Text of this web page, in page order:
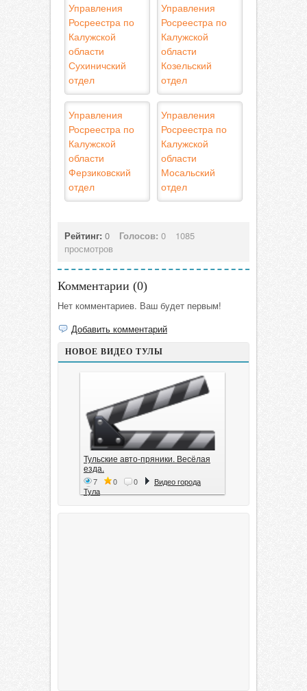
Управления
Росреестра по
Калужской
области
Сухиничский
отдел
Управления
Росреестра по
Калужской
области
Козельский
отдел
Управления
Росреестра по
Калужской
области
Ферзиковский
отдел
Управления
Росреестра по
Калужской
области
Мосальский
отдел
Рейтинг: 0 Голосов: 0
1085
просмотров
Комментарии (0)
Нет комментариев. Ваш будет первым!
Добавить комментарий
НОВОЕ ВИДЕО ТУЛЫ
Тульские авто-пряники. Весёлая
езда.
7 0 0
Видео города
Тула